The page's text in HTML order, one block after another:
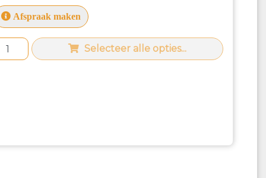
Afspraak maken
Selecteer alle opties...